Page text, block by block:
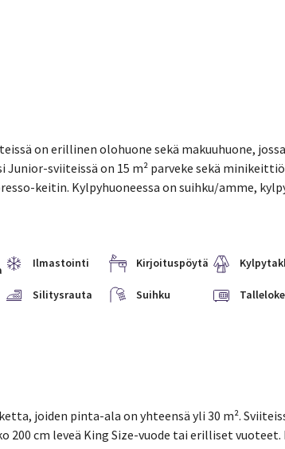
on erillinen olohuone sekä makuuhuone,
sviiteissä on 15 m² parveke sekä
keitin. Kylpyhuoneessa on suihku/amme,
Ilmastointi Kirjoituspöytä
Silitysrauta Suihku
joiden pinta-ala on yhteensä yli 30 m².
200 cm leveä King Size-vuode tai erilliset